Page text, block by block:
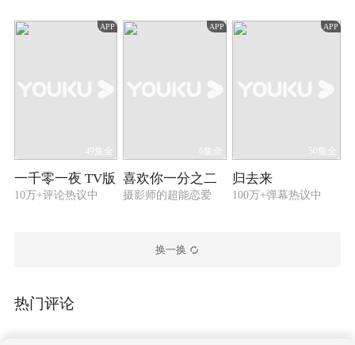
APP
49集全
一千零一夜 TV版
10万+评论热议中
APP
6集全
喜欢你一分之二
摄影师的超能恋爱
APP
50集全
归去来
100万+弹幕热议中
换一换
热门评论